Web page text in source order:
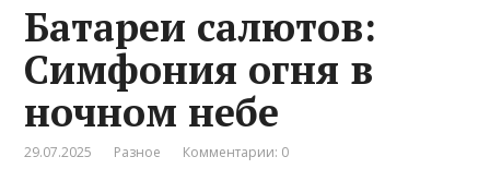
Батареи салютов:
Симфония огня в
ночном небе
29.07.2025 Разное Комментарии: 0